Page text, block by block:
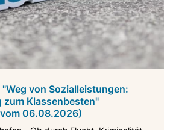
von Sozialleistungen:
zum Klassenbesten"
06.08.2026)